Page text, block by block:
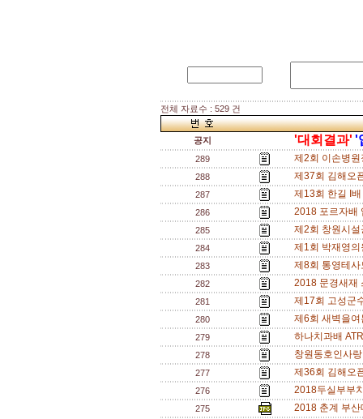
전체 자료수 : 529 건
공지 '대회결과' '
289 제2회 이손병
288 제37회 김해오
287 제13회 한길 I
286 2018 포르자배
285 제2회 창원시
284 제1회 박재영
283 제8회 통영테
282 2018 문경새재
281 제17회 고성군
280 제6회 새벽을
279 하나치과배
278 창원동호인사
277 제36회 김해오
276 2018두실부부
275 2018 춘계 부